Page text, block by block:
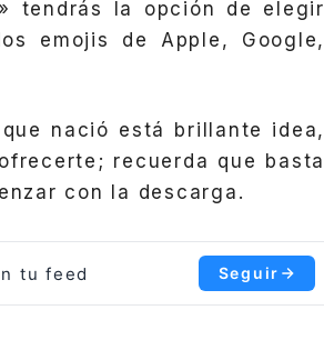
tendrás la opción de elegir
emojis de Apple, Google,
nació está brillante idea,
recuerda que basta
con la descarga.
tu feed Seguir